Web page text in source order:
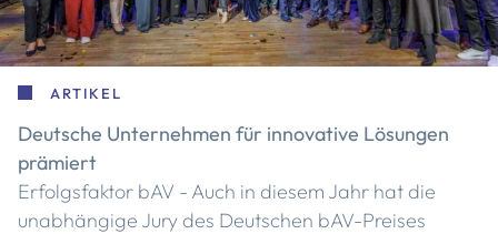
ARTIKEL
Deutsche Unternehmen für innovative Lösungen
prämiert
Erfolgsfaktor bAV - Auch in diesem Jahr hat die
unabhängige Jury des Deutschen bAV-Preises